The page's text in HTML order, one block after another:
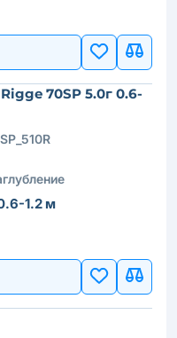
70SP 5.0г 0.6-
1.2 м